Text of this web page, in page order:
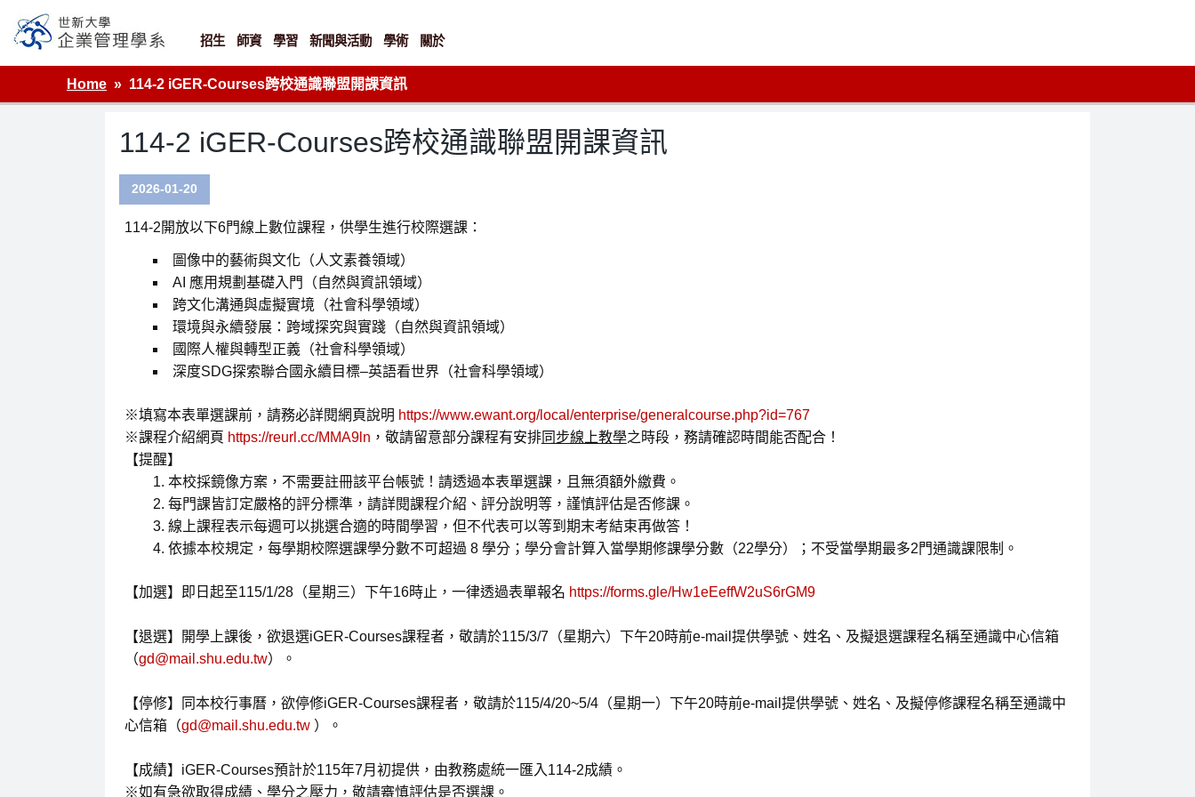
content
世新大學企業管理學系
招生 師資 學習 新聞與活動 學術 關於
Home 114-2 iGER-Courses跨校通識聯盟開課資訊
114-2 iGER-Courses跨校通識聯盟開課資訊
2026-01-20
114-2開放以下6門線上數位課程，供學生進行校際選課：
圖像中的藝術與文化（人文素養領域）
AI 應用規劃基礎入門（自然與資訊領域）
跨文化溝通與虛擬實境（社會科學領域）
環境與永續發展：跨域探究與實踐（自然與資訊領域）
國際人權與轉型正義（社會科學領域）
深度SDG探索聯合國永續目標–英語看世界（社會科學領域）
※填寫本表單選課前，請務必詳閱網頁說明 https://www.ewant.org/local/enterprise/generalcourse.php?id=767
※課程介紹網頁 https://reurl.cc/MMA9ln ，敬請留意部分課程有安排同步線上教學之時段，務請確認時間能否配合！
【提醒】
本校採鏡像方案， 不需要註冊該平台帳號！請透過本表單選課，且無須額外繳費。
每門課皆訂定嚴格的評分標準，請詳閱課程介紹、評分說明等，謹慎評估是否修課。
線上課程表示每週可以挑選合適的時間學習，但不代表可以等到期末考結束再做答！
依據本校規定，每學期校際選課學分數不可超過 8學分；學分會計算入當學期修課學分數（22學分）；不受當學期最多2門通識課限制。
【加選】 即日起至115/1/28（星期三）下午16時止 ， 一律透過表單報名 https://forms.gle/Hw1eEeffW2uS6rGM9
【退選】開學上課後，欲退選iGER-Courses課程者，敬請於115/3/7（星期六）下午20時前e-mail提供學號、姓名、及擬退選課程名稱至通識中心信箱
（gd@mail.shu.edu.tw）。
【停修】同本校行事曆，欲停修iGER-Courses課程者，敬請於115/4/20~5/4（星期一）下午20時前e-mail提供學號、姓名、及擬停修課程名稱至通識中
心信箱（gd@mail.shu.edu.tw）。
【成績】iGER-Courses預計於115年7月初提供，由教務處統一匯入114-2成績。
※如有急欲取得成績、學分之壓力，敬請審慎評估是否選課。